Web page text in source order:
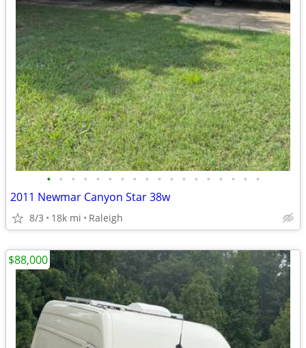
• • • • • • • • • • • • • • • • • •
2011 Newmar Canyon Star 38w
8/3 18k mi Raleigh
$88,000